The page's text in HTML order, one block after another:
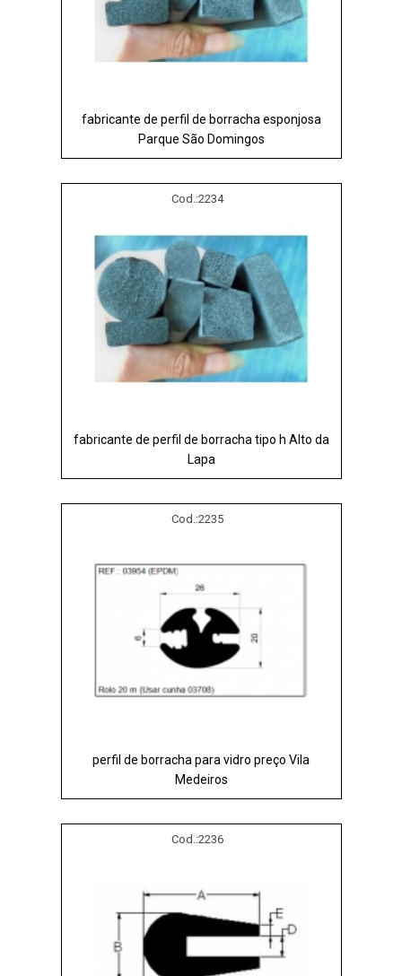
fabricante de perfil de borracha esponjosa
Parque São Domingos
Cod.:2234
fabricante de perfil de borracha tipo h Alto da
Lapa
Cod.:2235
perfil de borracha para vidro preço Vila
Medeiros
Cod.:2236